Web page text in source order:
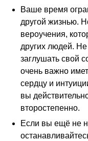
Ваше время
другой жизнью.
вероучения,
других людей. Не
заглушать свой
очень важно
сердцу и
вы
второстепенно.
Если вы ещё не